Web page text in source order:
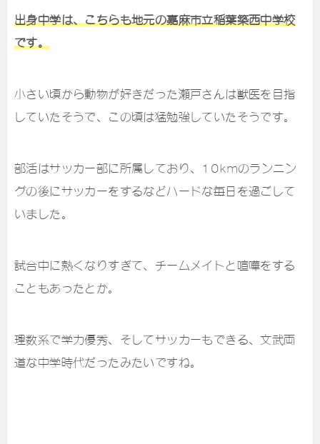
出身中学は、こちらも地元の嘉麻市立稲葉築西中学校
です。
小さい頃から動物が好きだった瀬戸さんは獣医を目指
していたそうで、この頃は猛勉強していたそうです。
部活はサッカー部に所属しており、10kmのランニン
グの後にサッカーをするなどハードな毎日を過ごして
いました。
試合中に熱くなりすぎて、チームメイトと喧嘩をする
こともあったとか。
理数系で学力優秀、そしてサッカーもできる、文武両
道な中学時代だったみたいですね。